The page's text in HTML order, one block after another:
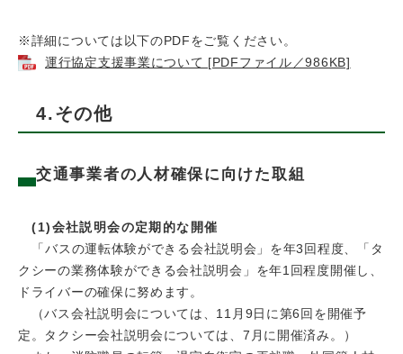
※詳細については以下のPDFをご覧ください。
運行協定支援事業について [PDFファイル／986KB]
4.その他
交通事業者の人材確保に向けた取組​
(1)会社説明会の定期的な開催
「バスの運転体験ができる会社説明会」を年3回程度、「タ
クシーの業務体験ができる会社説明会」を年1回程度開催し、
ドライバーの確保に努めます。
（バス会社説明会については、11月9日に第6回を開催予
定。タクシー会社説明会については、7月に開催済み。）